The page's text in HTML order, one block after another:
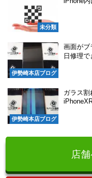
未分類
伊勢崎本店ブログ
画面がブ
日修理で
伊勢崎本店ブログ
ガラス割
店